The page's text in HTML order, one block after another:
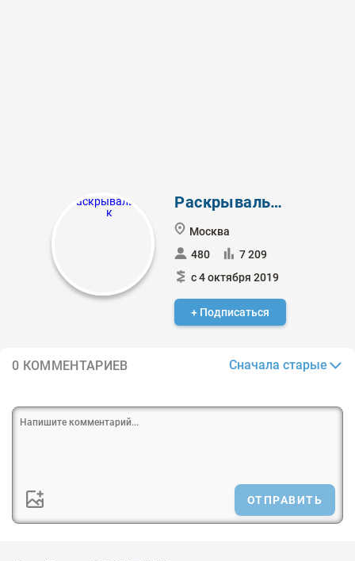
Раскрывальщик
Москва
480
7 209
с 4 октября 2019
+ Подписаться
0 КОММЕНТАРИЕВ Сначала старые
ОТПРАВИТЬ